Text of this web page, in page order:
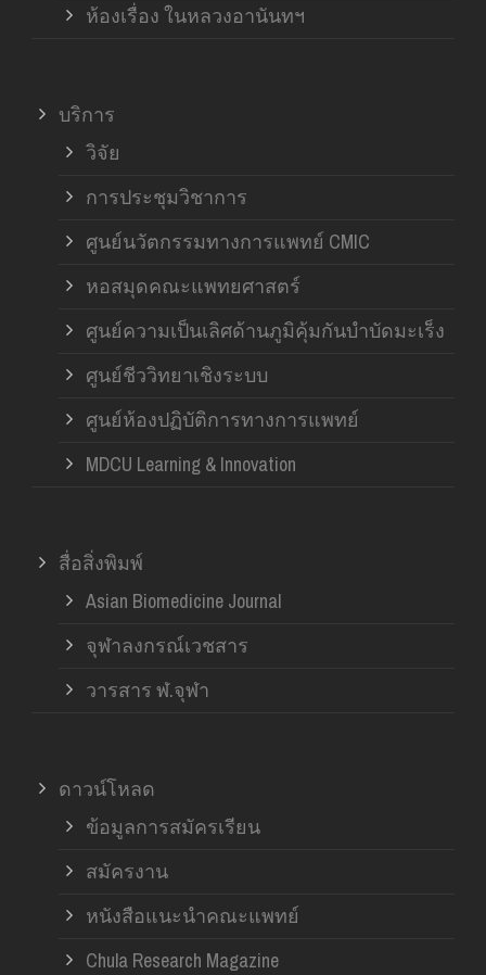
ห้องเรื่อง ในหลวงอานันทฯ
บริการ
วิจัย
การประชุมวิชาการ
ศูนย์นวัตกรรมทางการแพทย์ CMIC
หอสมุดคณะแพทยศาสตร์
ศูนย์ความเป็นเลิศด้านภูมิคุ้มกันบำบัดมะเร็ง
ศูนย์ชีววิทยาเชิงระบบ
ศูนย์ห้องปฏิบัติการทางการแพทย์
MDCU Learning & Innovation
สื่อสิ่งพิมพ์
Asian Biomedicine Journal
จุฬาลงกรณ์เวชสาร
วารสาร ฬ.จุฬา
ดาวน์โหลด
ข้อมูลการสมัครเรียน
สมัครงาน
หนังสือแนะนำคณะแพทย์
Chula Research Magazine